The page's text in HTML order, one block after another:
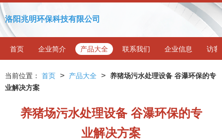
洛阳兆明环保科技有限公司
首页 企业简介 产品大全 联系我们 企业信息 访客
当前位置： 首页 > 产品大全 > 养猪场污水处理设备 谷瀑环保的专
业解决方案
养猪场污水处理设备 谷瀑环保的专
业解决方案